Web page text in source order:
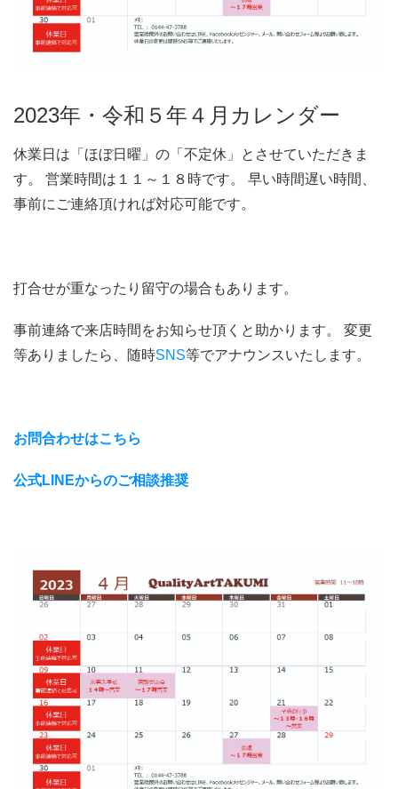
2023年・令和５年４月カレンダー
休業日は「ほぼ日曜」の「不定休」とさせていただきま
す。 営業時間は１１～１８時です。 早い時間遅い時間、
事前にご連絡頂ければ対応可能です。
打合せが重なったり留守の場合もあります。
事前連絡で来店時間をお知らせ頂くと助かります。 変更
等ありましたら、随時SNS等でアナウンスいたします。
お問合わせはこちら
公式LINEからのご相談推奨